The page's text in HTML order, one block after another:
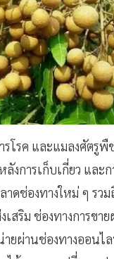
รโรค และแมลงศัตรู
ลังการเก็บเกี่ยว และ
ดช่องทางใหม่ ๆ รวม
สริม ช่องทางการขา
ยผ่านช่องทางออนไ